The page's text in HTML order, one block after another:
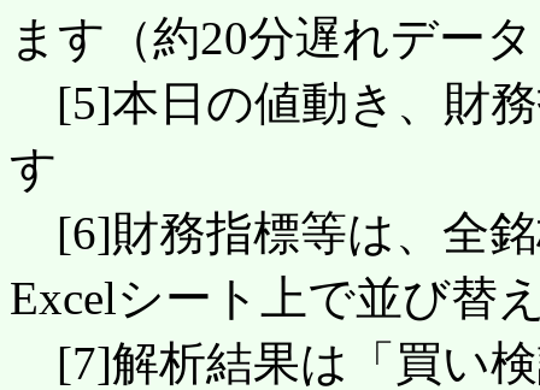
ます（約20分遅れデー
[5]本日の値動き、財
す
[6]財務指標等は、全
Excelシート上で並び替
[7]解析結果は「買い